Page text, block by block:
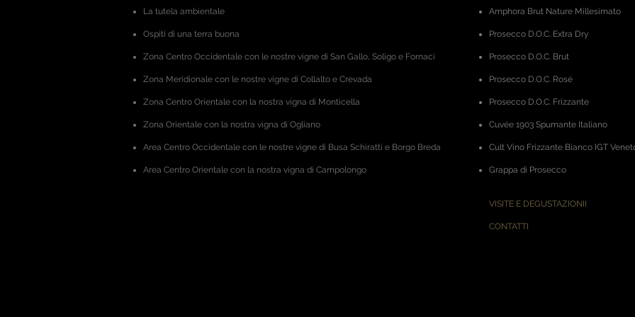
La tutela ambientale
Ospiti di una terra buona
Zona Centro Occidentale con le nostre vigne di San Gallo, Soligo e Fornaci
Zona Meridionale con le nostre vigne di Collalto e Crevada
Zona Centro Orientale con la nostra vigna di Monticella
Zona Orientale con la nostra vigna di Ogliano
Area Centro Occidentale con le nostre vigne di Busa Schiratti e Borgo Breda
Area Centro Orientale con la nostra vigna di Campolongo
Amphora Brut Nature Millesimato
Prosecco D.O.C. Extra Dry
Prosecco D.O.C. Brut
Prosecco D.O.C. Rosé
Prosecco D.O.C. Frizzante
Cuvée 1903 Spumante Italiano
Cult Vino Frizzante Bianco IGT
Grappa di Prosecco
VISITE E DEGUSTAZIONII
CONTATTI